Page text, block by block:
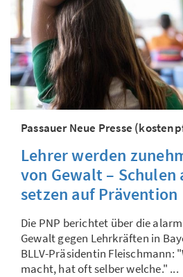
Passauer Neue Presse
Lehrer werden
von Gewalt – Schulen
setzen auf Prävention
Die PNP berichtet über die
Gewalt gegen Lehrkräften in
BLLV-Präsidentin Fleischmann:
macht, hat oft selber welche." ...